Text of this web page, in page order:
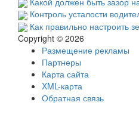
Контроль усталости
Как правильно настроить
Copyright © 2026
Размещение рекламы
Партнеры
Карта сайта
XML-карта
Обратная связь